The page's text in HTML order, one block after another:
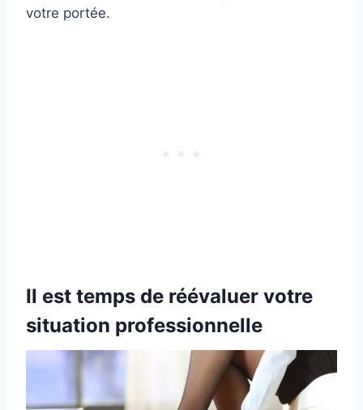
votre portée.
Il est temps de réévaluer votre
situation professionnelle